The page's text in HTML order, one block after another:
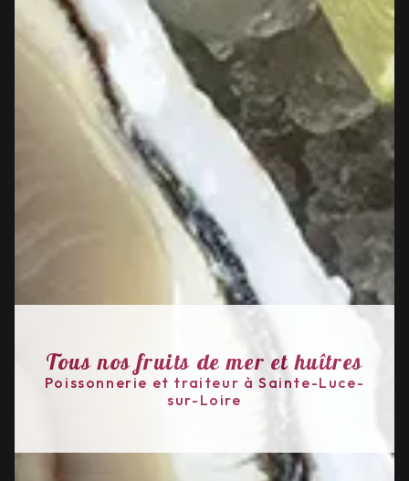
Tous nos fruits de mer et huîtres
Poissonnerie et traiteur à Sainte-Luce-
sur-Loire